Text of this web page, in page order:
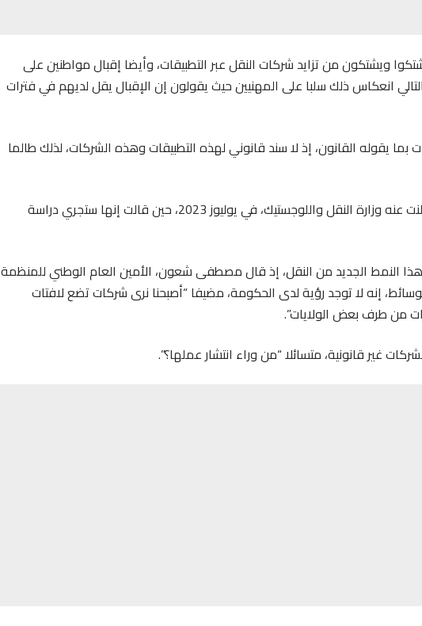
ويشتكون من تزايد شركات النقل عبر التطبيقات، وأيضا إقبال مواطنين على
انعكاس ذلك سلبا على المهنيين حيث يقولون إن الإقبال يقل لديهم في فترات
يقوله القانون، إذ لا سند قانوني لهذه التطبيقات وهذه الشركات، لذلك طالما
ويُذكّر مهنيو قطاع النقل بالتعهد الذي أعلنت عنه وزارة النقل واللوجستيك، في يوليوز 2023، حين قالت إنها ستجري دراسة
النمط الجديد من النقل، إذ قال مصطفى شعون، الأمين العام الوطني للمنظمة
إنه لا توجد رؤية لدى الحكومة، مضيفا “أصبحنا نرى شركات تضع لافتات
من طرف بعض الولايات”.